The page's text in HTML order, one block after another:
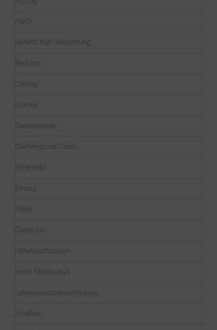
AWO
Benefiz Kult-Volksitzung
Berichte
Charity
Corona
Damengarde
Damengarde Coeln
Ehrenfeld
Einzug
Fotos
Gutes tun
Härefröschoppen
Hotel Stadtpalais
Jahreshauptversammlung
JeckBox